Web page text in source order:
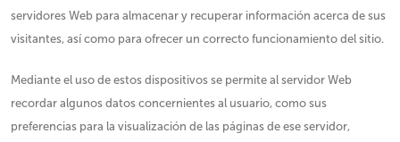
servidores Web para almacenar y recuperar información acerca de sus
visitantes, así como para ofrecer un correcto funcionamiento del sitio.
Mediante el uso de estos dispositivos se permite al servidor Web
recordar algunos datos concernientes al usuario, como sus
preferencias para la visualización de las páginas de ese servidor,